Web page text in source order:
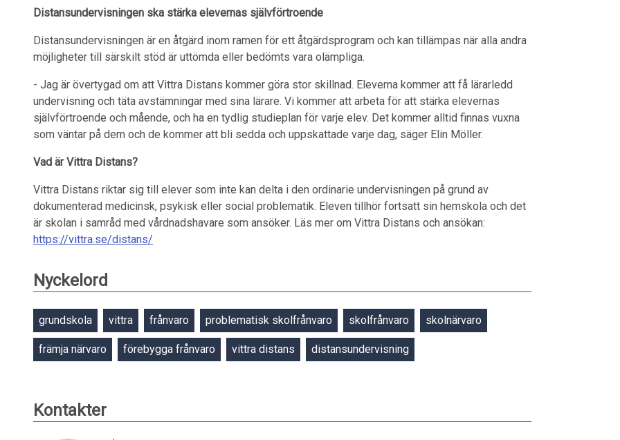
Distansundervisningen ska stärka elevernas självförtroende
Distansundervisningen är en åtgärd inom ramen för ett åtgärdsprogram och kan tillämpas när alla andra
möjligheter till särskilt stöd är uttömda eller bedömts vara olämpliga.
- Jag är övertygad om att Vittra Distans kommer göra stor skillnad. Eleverna kommer att få lärarledd
undervisning och täta avstämningar med sina lärare. Vi kommer att arbeta för att stärka elevernas
självförtroende och mående, och ha en tydlig studieplan för varje elev. Det kommer alltid finnas vuxna
som väntar på dem och de kommer att bli sedda och uppskattade varje dag, säger Elin Möller.
Vad är Vittra Distans?
Vittra Distans riktar sig till elever som inte kan delta i den ordinarie undervisningen på grund av
dokumenterad medicinsk, psykisk eller social problematik. Eleven tillhör fortsatt sin hemskola och det
är skolan i samråd med vårdnadshavare som ansöker. Läs mer om Vittra Distans och ansökan:
https://vittra.se/distans/
Nyckelord
grundskola vittra frånvaro problematisk skolfrånvaro skolfrånvaro skolnärvaro
främja närvaro förebygga frånvaro vittra distans distansundervisning
Kontakter